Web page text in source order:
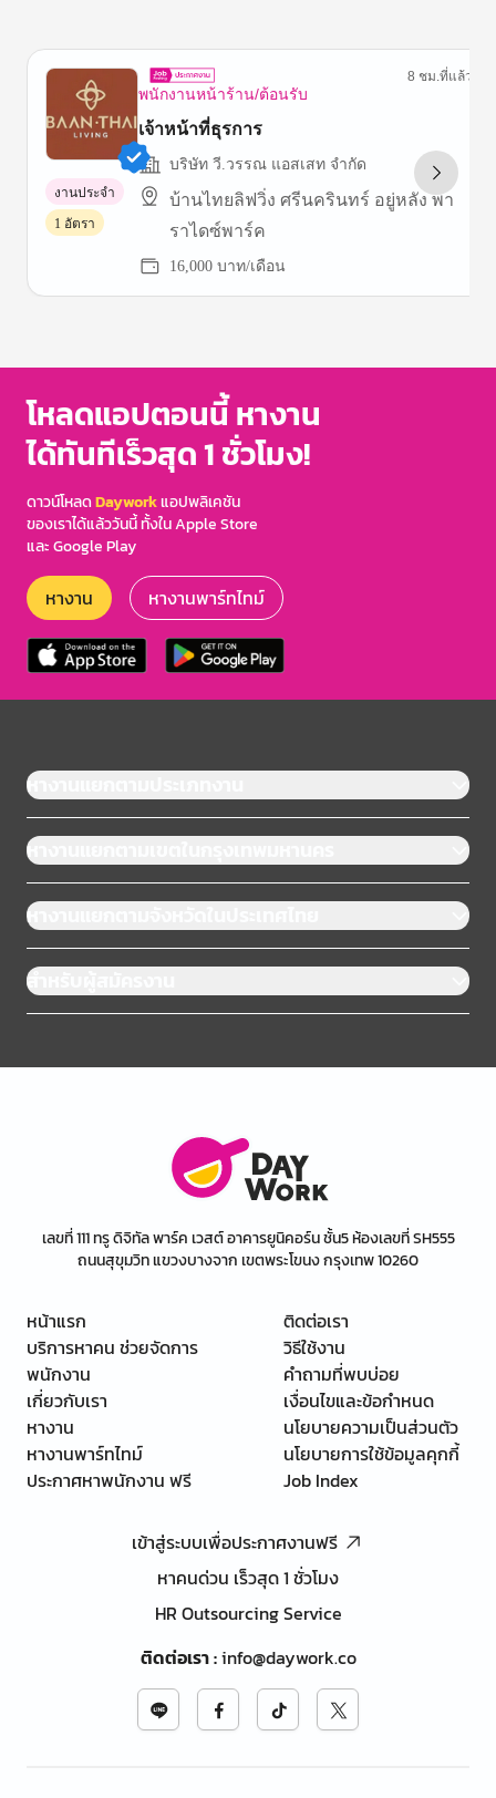
พนักงานหน้าร้าน/ต้อนรับ
8 ชม.ที่แล้ว
เจ้าหน้าที่ธุรการ
บริษัท วี.วรรณ แอสเสท จำกัด
บ้านไทยลิฟวิ่ง ศรีนครินทร์ อยู่หลัง พา
ราไดซ์พาร์ค
16,000 บาท/เดือน
งานประจำ
1 อัตรา
of
โหลดแอปตอนนี้ หางาน
ได้ทันทีเร็วสุด 1 ชั่วโมง!
ดาวน์โหลดDayworkแอปพลิเคชัน
ของเราได้แล้ววันนี้ ทั้งใน Apple Store
และ Google Play
หางาน หางานพาร์ทไทม์
หางานแยกตามประเภทงาน
หางานแยกตามเขตในกรุงเทพมหานคร
หางานแยกตามจังหวัดในประเทศไทย
สำหรับผู้สมัครงาน
เลขที่ 111 ทรู ดิจิทัล พาร์ค เวสต์ อาคารยูนิคอร์น ชั้น5 ห้องเลขที่ SH555
ถนนสุขุมวิท แขวงบางจาก เขตพระโขนง กรุงเทพ 10260
หน้าแรก
บริการหาคน ช่วยจัดการ
พนักงาน
เกี่ยวกับเรา
หางาน
หางานพาร์ทไทม์
ประกาศหาพนักงาน ฟรี
ติดต่อเรา
วิธีใช้งาน
คำถามที่พบบ่อย
เงื่อนไขและข้อกำหนด
นโยบายความเป็นส่วนตัว
นโยบายการใช้ข้อมูลคุกกี้
Job Index
เข้าสู่ระบบเพื่อประกาศงานฟรี
หาคนด่วน เร็วสุด 1 ชั่วโมง
HR Outsourcing Service
ติดต่อเรา:info@daywork.co